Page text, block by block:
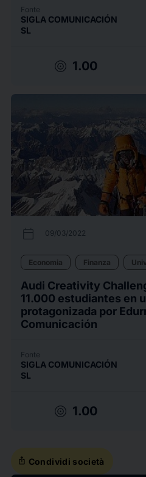
Fonte
SIGLA COMUNICACIÓN
SL
target 1.00
calendar_today 09/03/2022
Economia Finanza
Audi Creativity
11.000 estudiantes en
protagonizada por
Comunicación
Fonte
SIGLA COMUNICACIÓN
SL
target 1.00
ios_share Condividi società